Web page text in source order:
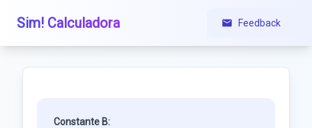
Sim! Calculadora Feedback
Constante B: